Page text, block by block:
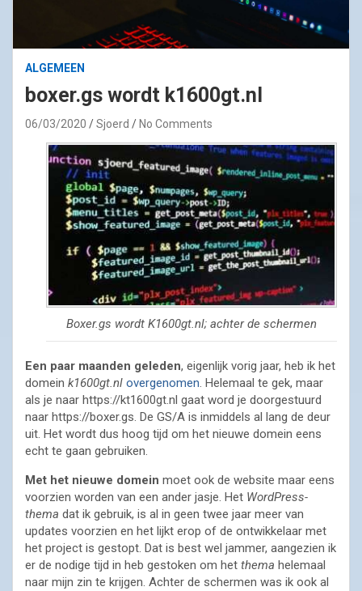
ALGEMEEN
boxer.gs wordt k1600gt.nl
06/03/2020 Sjoerd No Comments
Boxer.gs wordt K1600gt.nl; achter de schermen
Een paar maanden geleden, eigenlijk vorig jaar, heb ik het
domein k1600gt.nl overgenomen. Helemaal te gek, maar
als je naar https://kt1600gt.nl gaat word je doorgestuurd
naar https://boxer.gs. De GS/A is inmiddels al lang de deur
uit. Het wordt dus hoog tijd om het nieuwe domein eens
echt te gaan gebruiken.
Met het nieuwe domein moet ook de website maar eens
voorzien worden van een ander jasje. Het WordPress-
thema dat ik gebruik, is al in geen twee jaar meer van
updates voorzien en het lijkt erop of de ontwikkelaar met
het project is gestopt. Dat is best wel jammer, aangezien ik
er de nodige tijd in heb gestoken om het thema helemaal
naar mijn zin te krijgen. Achter de schermen was ik ook al